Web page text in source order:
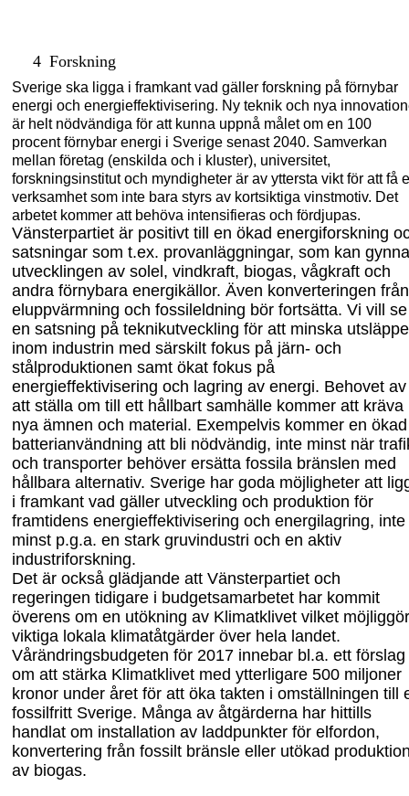
4 Forskning
Sverige ska ligga i framkant vad gäller forskning på förnybar
energi och energieffektivisering. Ny teknik och nya
är helt nödvändiga för att kunna uppnå målet om en 100
procent förnybar energi i Sverige senast 2040. Samverkan
mellan företag (enskilda och i kluster), universitet,
forskningsinstitut och myndigheter är av yttersta vikt för att få
verksamhet som inte bara styrs av kortsiktiga vinstmotiv. Det
arbetet kommer att behöva intensifieras och fördjupas.
Vänsterpartiet är positivt till en ökad energiforskning
satsningar som t.ex. provanläggningar, som kan gynna
utvecklingen av solel, vindkraft, biogas, vågkraft och
andra förnybara energikällor. Även konverteringen från
eluppvärmning och fossileldning bör fortsätta. Vi vill se
en satsning på teknikutveckling för att minska
inom industrin med särskilt fokus på järn- och
stålproduktionen samt ökat fokus på
energieffektivisering och lagring av energi. Behovet av
att ställa om till ett hållbart samhälle kommer att kräva
nya ämnen och material. Exempelvis kommer en ökad
batterianvändning att bli nödvändig, inte minst när
och transporter behöver ersätta fossila bränslen med
hållbara alternativ. Sverige har goda möjligheter att
i framkant vad gäller utveckling och produktion för
framtidens energieffektivisering och energilagring, inte
minst p.g.a. en stark gruvindustri och en aktiv
industriforskning.
Det är också glädjande att Vänsterpartiet och
regeringen tidigare i budgetsamarbetet har kommit
överens om en utökning av Klimatklivet vilket möjliggör
viktiga lokala klimatåtgärder över hela landet.
Vårändringsbudgeten för 2017 innebar bl.a. ett förslag
om att stärka Klimatklivet med ytterligare 500 miljoner
kronor under året för att öka takten i omställningen till
fossilfritt Sverige. Många av åtgärderna har hittills
handlat om installation av laddpunkter för elfordon,
konvertering från fossilt bränsle ell er utökad
av biogas.